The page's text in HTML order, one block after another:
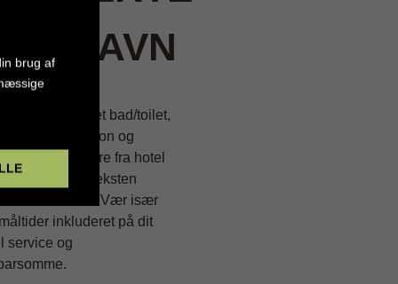
med eget bad/toilet,
Fi, aircondition og
kan variere fra hotel
læse hotelteksten
du bestiller. Vær især
inkluderet på dit
service og
brug af